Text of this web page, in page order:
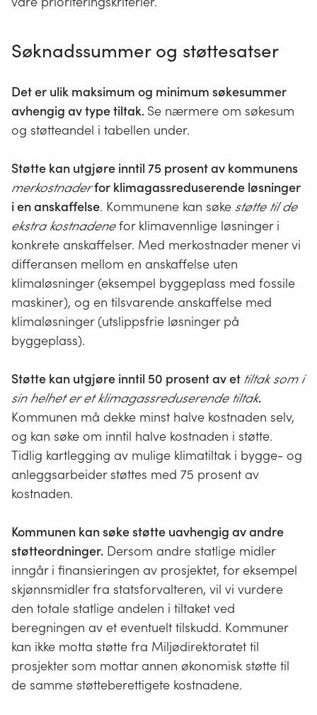
Søknadssummer og støttesatser
Det er ulik maksimum og minimum søkesummer
avhengig av type tiltak. Se nærmere om søkesum
og støtteandel i tabellen under.
Støtte kan utgjøre inntil 75 prosent av kommunens
merkostnaderfor klimagassreduserende løsninger
i en anskaffelse. Kommunene kan søke støtte til de
ekstra kostnadenefor klimavennlige løsninger i
konkrete anskaffelser. Med merkostnader mener vi
differansen mellom en anskaffelse uten
klimaløsninger (eksempel byggeplass med fossile
maskiner), og en tilsvarende anskaffelse med
klimaløsninger (utslippsfrie løsninger på
byggeplass).
Støtte kan utgjøre inntil 50 prosent av et tiltak som i
sin helhet er et klimagassreduserende tiltak.
Kommunen må dekke minst halve kostnaden selv,
og kan søke om inntil halve kostnaden i støtte.
Tidlig kartlegging av mulige klimatiltak i bygge- og
anleggsarbeider støttes med 75 prosent av
kostnaden.
Kommunen kan søke støtte uavhengig av andre
støtteordninger. Dersom andre statlige midler
inngår i finansieringen av prosjektet, for eksempel
skjønnsmidler fra statsforvalteren, vil vi vurdere
den totale statlige andelen i tiltaket ved
beregningen av et eventuelt tilskudd. Kommuner
kan ikke motta støtte fra Miljødirektoratet til
prosjekter som mottar annen økonomisk støtte til
de samme støtteberettigete kostnadene.